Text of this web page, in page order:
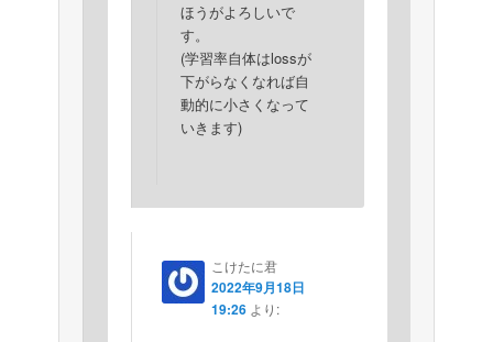
ほうがよろしいで
す。
(学習率自体はlossが
下がらなくなれば自
動的に小さくなって
いきます)
こけたに君
2022年9月18日
19:26 より: